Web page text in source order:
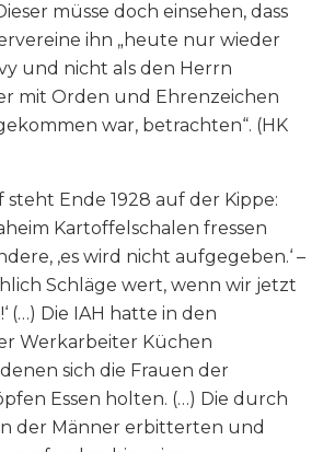
müsse doch einsehen, dass
ihn „heute nur wieder
und nicht als den Herrn
mit Orden und Ehrenzeichen
war, betrachten“. (HK
steht Ende 1928 auf der Kippe:
Kartoffelschalen fressen
‚es wird nicht aufgegeben.‘ –
Schläge wert, wenn wir jetzt
(…) Die IAH hatte in den
Werkarbeiter Küchen
sich die Frauen der
Essen holten. (…) Die durch
der Männer erbitterten und